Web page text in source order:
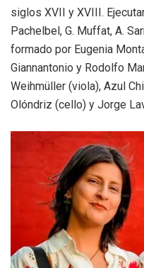
siglos XVII y XVIII.
Pachelbel, G. Muffat, A.
formado por Eugenia
Giannantonio y Rodolfo
Weihmüller (viola), Azul
Olóndriz (cello) y Jorge